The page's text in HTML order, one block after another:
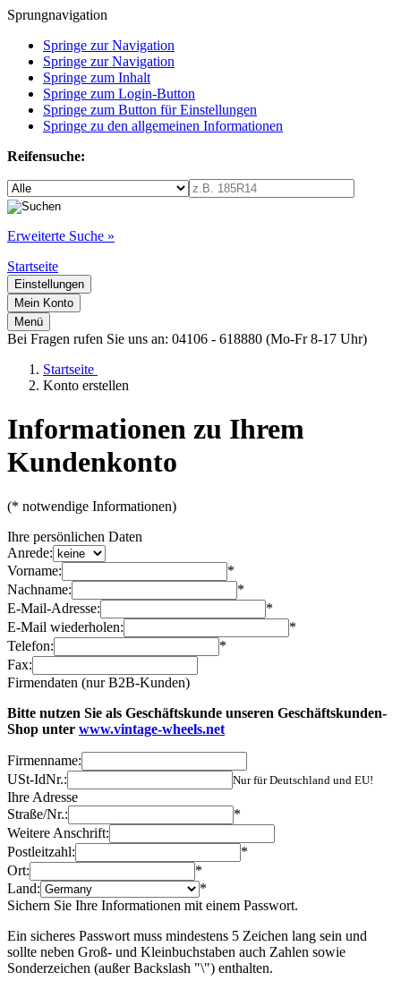
Sprungnavigation
Springe zur Navigation
Springe zur Navigation
Springe zum Inhalt
Springe zum Login-Button
Springe zum Button für Einstellungen
Springe zu den allgemeinen Informationen
Reifensuche:
Erweiterte Suche »
Startseite
Einstellungen
Mein Konto
Menü
Bei Fragen rufen Sie uns an: 04106 - 618880 (Mo-Fr 8-17 Uhr)
Startseite
Konto erstellen
Informationen zu Ihrem
Kundenkonto
(* notwendige Informationen)
Ihre persönlichen Daten
Anrede:
Vorname:
*
Nachname:
*
E-Mail-Adresse:
*
E-Mail wiederholen:
*
Telefon:
*
Fax:
Firmendaten (nur B2B-Kunden)
Bitte nutzen Sie als Geschäftskunde unseren Geschäftskunden-
Shop unter www.vintage-wheels.net
Firmenname:
USt-IdNr.:
Nur für Deutschland und EU!
Ihre Adresse
Straße/Nr.:
*
Weitere Anschrift:
Postleitzahl:
*
Ort:
*
Land:
*
Sichern Sie Ihre Informationen mit einem Passwort.
Ein sicheres Passwort muss mindestens 5 Zeichen lang sein und
sollte neben Groß- und Kleinbuchstaben auch Zahlen sowie
Sonderzeichen (außer Backslash "\") enthalten.